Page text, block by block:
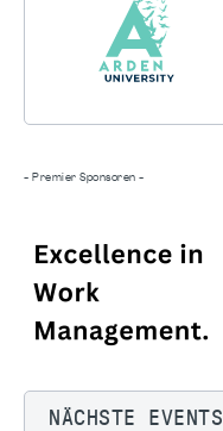
- Premier Sponsoren -
NÄCHSTE EVENTS